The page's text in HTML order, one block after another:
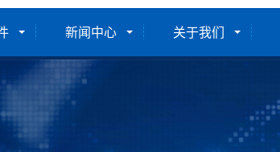
新闻中心 关于我们